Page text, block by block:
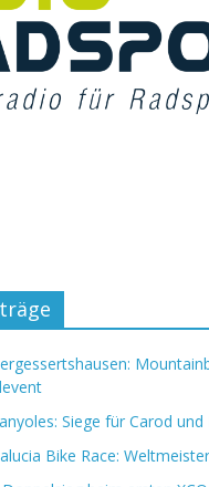
Siege für Carod und
Bike Race: